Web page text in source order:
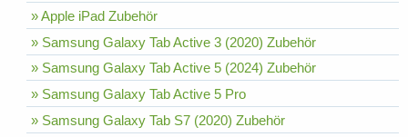
» Apple iPad Zubehör
» Samsung Galaxy Tab Active 3 (2020) Zubehör
» Samsung Galaxy Tab Active 5 (2024) Zubehör
» Samsung Galaxy Tab Active 5 Pro
» Samsung Galaxy Tab S7 (2020) Zubehör